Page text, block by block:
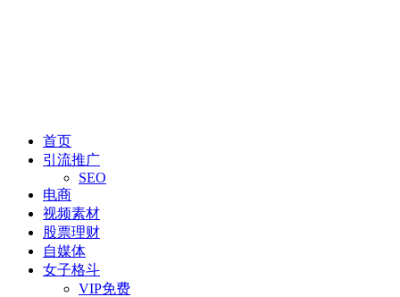
首页
引流推广
SEO
电商
视频素材
股票理财
自媒体
女子格斗
VIP免费